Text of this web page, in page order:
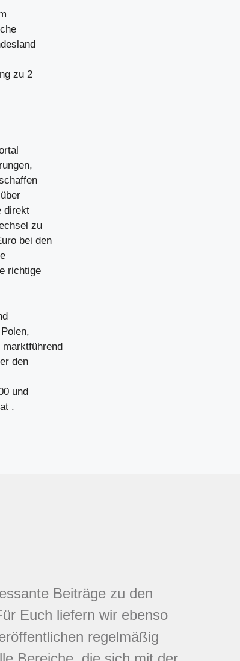
zu 2
direkt
zu
bei den
richtige
den
und
.
Beiträge zu den
Euch liefern wir ebenso
regelmäßig